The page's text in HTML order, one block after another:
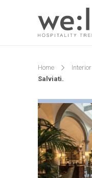
Home Interior
Salviati.